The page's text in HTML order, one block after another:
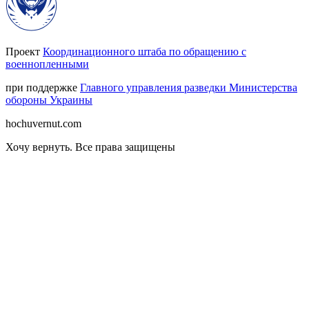
Проект Координационного штаба по обращению с
военнопленными
при поддержке Главного управления разведки Министерства
обороны Украины
hochuvernut.com
Хочу вернуть. Все права защищены